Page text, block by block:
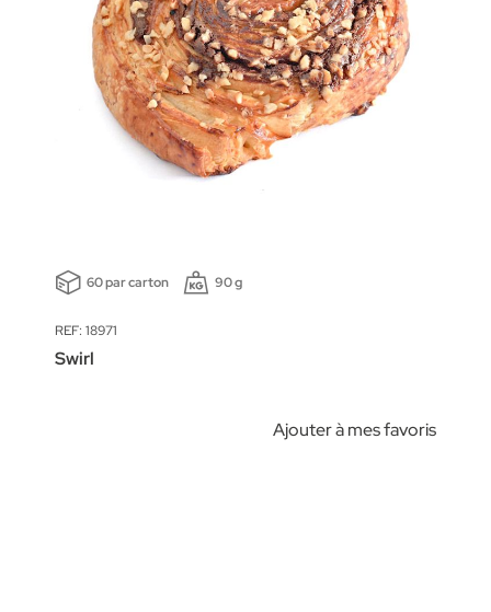
60 par carton 90 g
REF: 18971
Swirl
Ajouter à mes favoris